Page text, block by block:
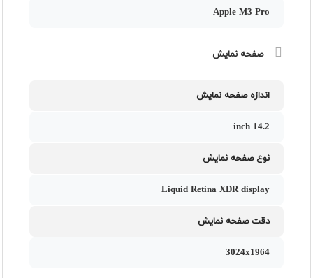
Apple M3 Pro
صفحه نمایش
اندازه صفحه نمایش
14.2 inch
نوع صفحه نمایش
Liquid Retina XDR display
دقت صفحه نمایش
3024x1964